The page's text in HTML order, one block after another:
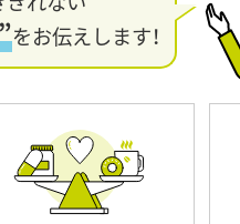
をお伝えします！